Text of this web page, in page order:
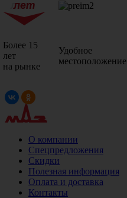
Более 15
лет
на рынке
Удобное
местоположение
О компании
Спецпредложения
Скидки
Полезная информация
Оплата и доставка
Контакты